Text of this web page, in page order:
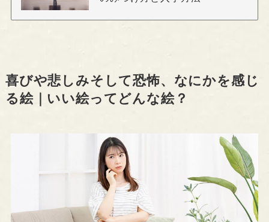
喜びや悲しみそして恐怖、なにかを感じ
る絵｜いい絵ってどんな絵？